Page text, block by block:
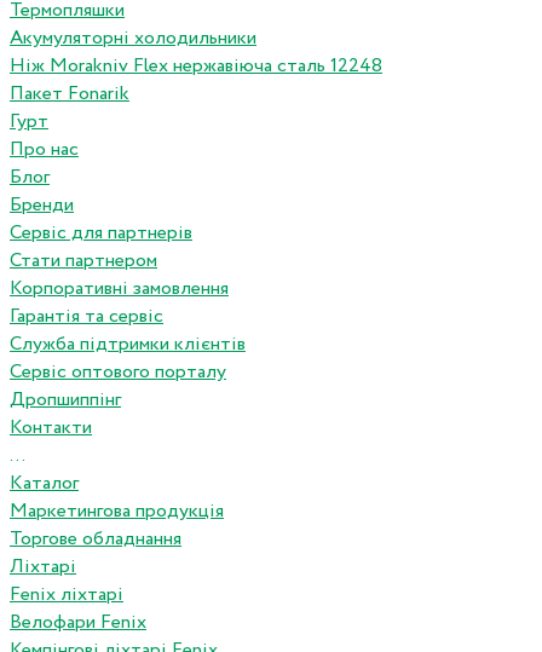
Термопляшки
Акумуляторні холодильники
Ніж Morakniv Flex нержавіюча сталь 12248
Пакет Fonarik
Гурт
Про нас
Блог
Бренди
Сервіс для партнерів
Стати партнером
Корпоративні замовлення
Гарантія та сервіс
Служба підтримки клієнтів
Сервіс оптового порталу
Дропшиппінг
Контакти
...
Каталог
Маркетингова продукція
Торгове обладнання
Ліхтарі
Fenix ліхтарі
Велофари Fenix